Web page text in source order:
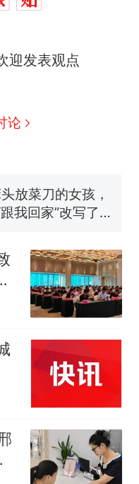
迎发表观点
论
放菜刀的女孩，
我回家”改写了
评出？中国烹饪
鲨鱼徒手将其拽
直呼震惊 （视频
息）
二名传话劝弃考
聘物理教师，笔
淘汰？教育局：
成立调查组全面
"中心附近最大风
新研判
我回家”改写了